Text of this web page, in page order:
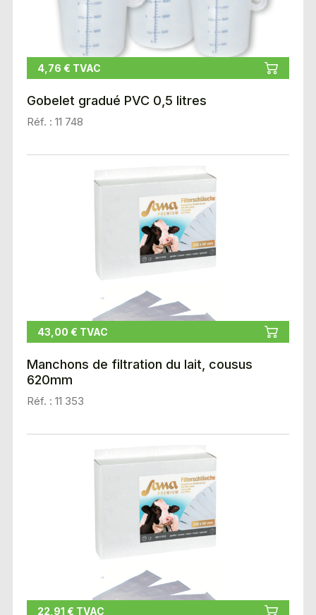
4,76 € TVAC
Gobelet gradué PVC 0,5 litres
Réf. : 11 748
43,00 € TVAC
Manchons de filtration du lait, cousus
620mm
Réf. : 11 353
22,91 € TVAC